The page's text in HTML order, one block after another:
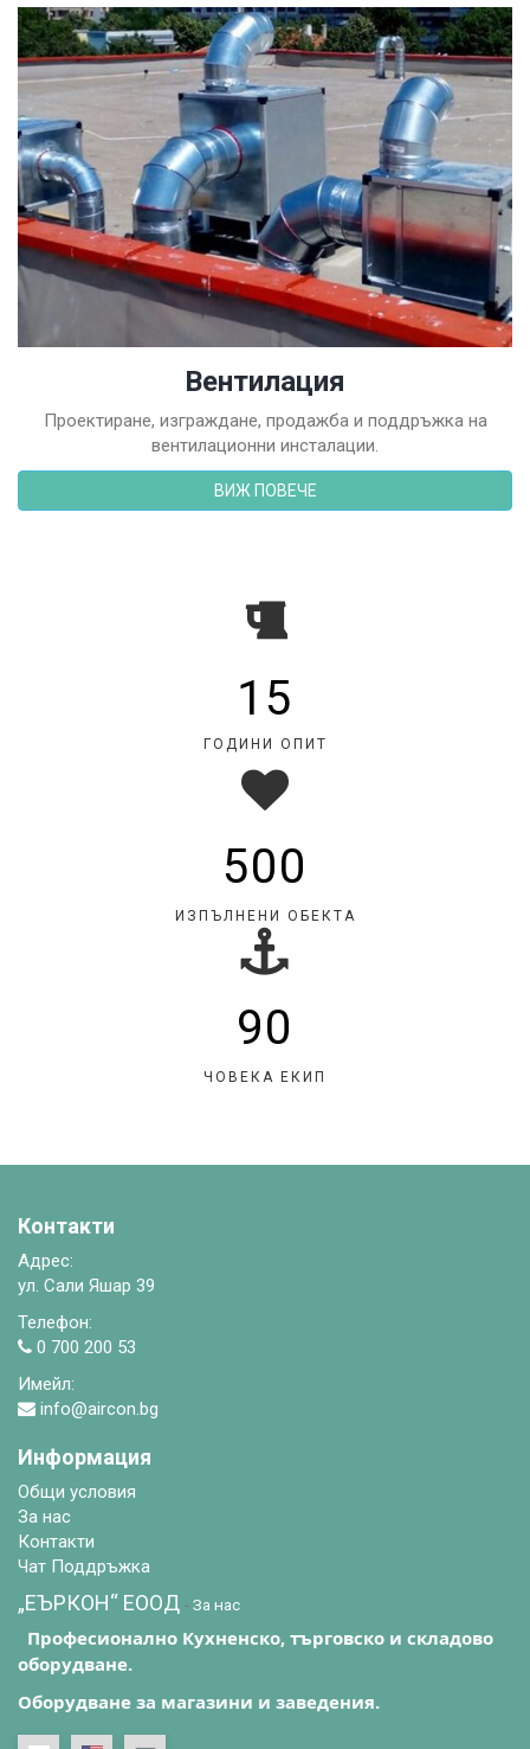
Вентилация
Проектиране, изграждане, продажба и поддръжка на
вентилационни инсталации.
ВИЖ ПОВЕЧЕ
15
ГОДИНИ ОПИТ
500
ИЗПЪЛНЕНИ ОБЕКТА
90
ЧОВЕКА ЕКИП
Контакти
Адрес:
ул. Сали Яшар 39
Телефон:
0 700 200 53
Имейл:
info@aircon.bg
Информация
Общи условия
За нас
Контакти
Чат Поддръжка
„ЕЪРКОН“ EООД - За нас
Професионално Кухненско, търговско и складово
оборудване.
Оборудване за магазини и заведения.